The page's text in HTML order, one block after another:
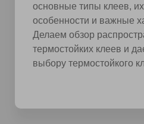
основные типы клеев,
особенности и важные
Делаем обзор
термостойких клеев и
выбору термостойкого